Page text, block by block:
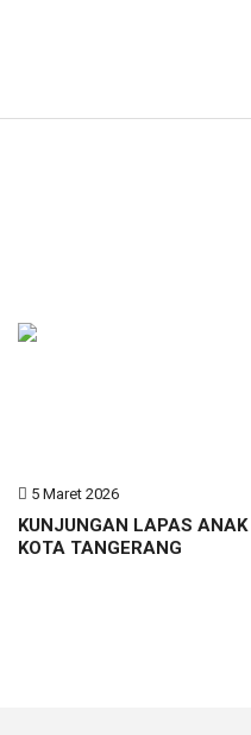
5 Maret 2026
KUNJUNGAN LAPAS ANAK
KOTA TANGERANG